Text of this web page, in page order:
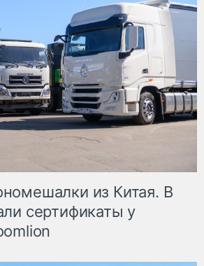
из Китая. В
сертификаты у